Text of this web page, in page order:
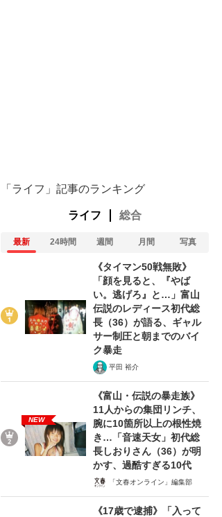
「ライフ」記事のランキング
ライフ 総合
最新 24時間 週間 月間 写真
《タイマン50戦無敗》
「顔を見ると、『やば
い。逃げろ』と…」富山
伝説のレディース初代総
長（36）が語る、ギャル
サー制圧と朝までのバイ
ク暴走
平田 裕介
NEW
《富山・伝説の暴走族》
11人からの集団リンチ、
腕に10箇所以上の根性焼
き…「音速天女」初代総
長しおりさん（36）が明
かす、過酷すぎる10代
「文春オンライン」編集部
《17歳で逮捕》「入って